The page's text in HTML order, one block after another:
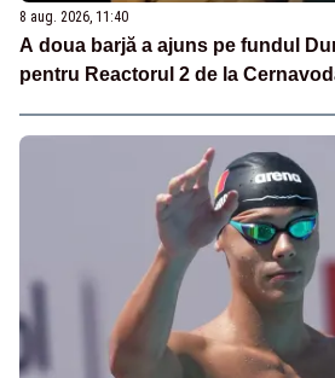
8 aug. 2026, 11:40
A doua barjă a ajuns pe fundul
pentru Reactorul 2 de la